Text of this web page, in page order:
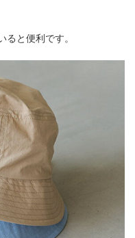
と便利です。